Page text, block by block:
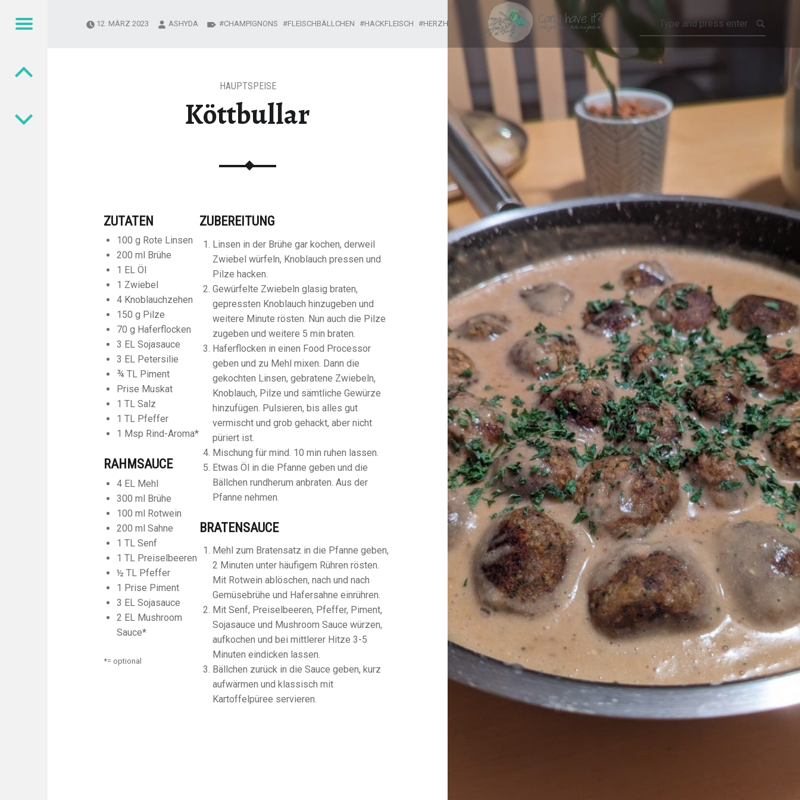
KÖTTBULLAR – CAN I HAVE IT?
Menu
Köttbullar
HAUPTSPEISE
ZUTATEN
100 g Rote Linsen
200 ml Brühe
1 EL Öl
1 Zwiebel
4 Knoblauchzehen
150 g Pilze
70 g Haferflocken
3 EL Sojasauce
3 EL Petersilie
¾ TL Piment
Prise Muskat
1 TL Salz
1 TL Pfeffer
1 Msp Rind-Aroma*
RAHMSAUCE
4 EL Mehl
300 ml Brühe
100 ml Rotwein
200 ml Sahne
1 TL Senf
1 TL Preiselbeeren
½ TL Pfeffer
1 Prise Piment
3 EL Sojasauce
2 EL Mushroom
Sauce*
*= optional
ZUBEREITUNG
Linsen in der Brühe gar kochen, derweil
Zwiebel würfeln, Knoblauch pressen und
Pilze hacken.
Gewürfelte Zwiebeln glasig braten,
gepressten Knoblauch hinzugeben und
weitere Minute rösten. Nun auch die Pilze
zugeben und weitere 5 min braten.
Haferflocken in einen Food Processor
geben und zu Mehl mixen. Dann die
gekochten Linsen, gebratene Zwiebeln,
Knoblauch, Pilze und sämtliche Gewürze
hinzufügen. Pulsieren, bis alles gut
vermischt und grob gehackt, aber nicht
püriert ist.
Mischung für mind. 10 min ruhen lassen.
Etwas Öl in die Pfanne geben und die
Bällchen rundherum anbraten. Aus der
Pfanne nehmen.
BRATENSAUCE
Mehl zum Bratensatz in die Pfanne geben,
2 Minuten unter häufigem Rühren rösten.
Mit Rotwein ablöschen, nach und nach
Gemüsebrühe und Hafersahne einrühren.
Mit Senf, Preiselbeeren, Pfeffer, Piment,
Sojasauce und Mushroom Sauce würzen,
aufkochen und bei mittlerer Hitze 3-5
Minuten eindicken lassen.
Bällchen zurück in die Sauce geben, kurz
aufwärmen und klassisch mit
Kartoffelpüree servieren.
12. MÄRZ 2023 ASHYDA CHAMPIGNONS FLEISCHBÄLLCHEN HACKFLEISCH HERZHAFT KÖTTBULLAR LINSEN PILZE SAUCE